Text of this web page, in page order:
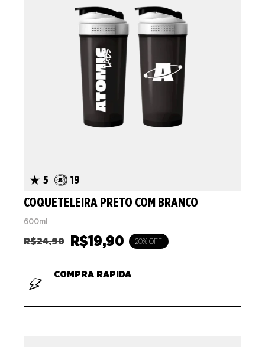
5 19
COQUETELEIRA PRETO COM BRANCO
600ml
R$24,90 R$19,90 20% OFF
COMPRA RAPIDA